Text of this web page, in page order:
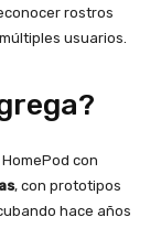
rostros
usuarios.
con
, con prototipos
hace años